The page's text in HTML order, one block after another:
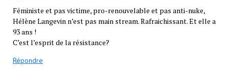
Féministe et pas victime, pro-renouvelable et pas anti-nuke,
Hélène Langevin n’est pas main stream. Rafraichissant. Et elle a
93 ans !
C’est l’esprit de la résistance?
Répondre